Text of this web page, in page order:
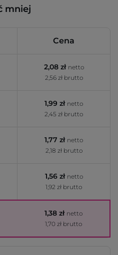
mniej
Cena
2,08 zł netto
2,56 zł brutto
1,99 zł netto
2,45 zł brutto
1,77 zł netto
2,18 zł brutto
1,56 zł netto
1,92 zł brutto
1,38 zł netto
1,70 zł brutto